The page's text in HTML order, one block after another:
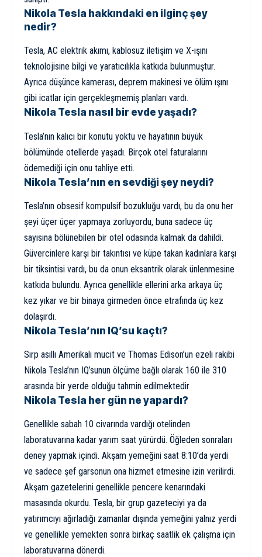
Nikola Tesla hakkındaki en ilginç şey
nedir?
Tesla, AC elektrik akımı, kablosuz iletişim ve X-ışını
teknolojisine bilgi ve yaratıcılıkla katkıda bulunmuştur.
Ayrıca düşünce kamerası, deprem makinesi ve ölüm ışını
gibi icatlar için gerçekleşmemiş planları vardı.
Nikola Tesla nasıl bir evde yaşadı?
Tesla’nın kalıcı bir konutu yoktu ve hayatının büyük
bölümünde otellerde yaşadı. Birçok otel faturalarını
ödemediği için onu tahliye etti.
Nikola Tesla’nın en sevdiği şey neydi?
Tesla’nın obsesif kompulsif bozukluğu vardı, bu da onu her
şeyi üçer üçer yapmaya zorluyordu, buna sadece üç
sayısına bölünebilen bir otel odasında kalmak da dahildi.
Güvercinlere karşı bir takıntısı ve küpe takan kadınlara karşı
bir tiksintisi vardı, bu da onun eksantrik olarak ünlenmesine
katkıda bulundu. Ayrıca genellikle ellerini arka arkaya üç
kez yıkar ve bir binaya girmeden önce etrafında üç kez
dolaşırdı.
Nikola Tesla’nın IQ’su kaçtı?
Sırp asıllı Amerikalı mucit ve Thomas Edison’un ezeli rakibi
Nikola Tesla’nın IQ’sunun ölçüme bağlı olarak 160 ile 310
arasında bir yerde olduğu tahmin edilmektedir
Nikola Tesla her gün ne yapardı?
Genellikle sabah 10 civarında vardığı otelinden
laboratuvarına kadar yarım saat yürürdü. Öğleden sonraları
deney yapmak içindi. Akşam yemeğini saat 8:10’da yerdi
ve sadece şef garsonun ona hizmet etmesine izin verilirdi.
Akşam gazetelerini genellikle pencere kenarındaki
masasında okurdu. Tesla, bir grup gazeteciyi ya da
yatırımcıyı ağırladığı zamanlar dışında yemeğini yalnız yerdi
ve genellikle yemekten sonra birkaç saatlik ek çalışma için
laboratuvarına dönerdi.